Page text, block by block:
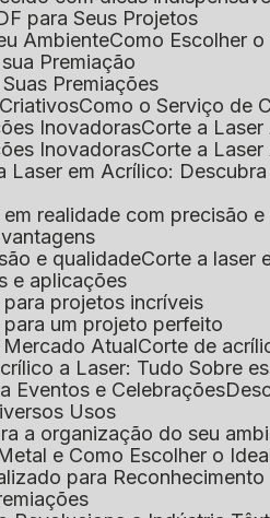
para Seus Projetos
Ambiente
Como Escolher
Premiação
Premiações
Como o Serviço de
Inovadoras
Corte a
Inovadoras
Corte a
a Laser em Acrílico:
realidade com precisão
e qualidade
Corte a
e aplicações
para projetos incríveis
para um projeto perfeito
Mercado Atual
Corte de
a Laser: Tudo Sobre
Eventos e Celebrações
Usos
a organização do seu
e Como Escolher o
para Reconhecimento